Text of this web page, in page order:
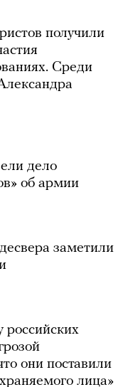
получили
Среди
дело
об армии
заметили
они поставили
лица»